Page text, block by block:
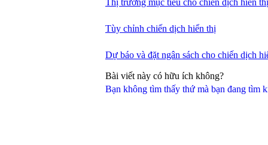
Bạn không tìm thấy thứ mà bạn đang tìm
Thị trường mục tiêu cho chiến dịch hiển thị
Tùy chỉnh chiến dịch hiển thị
Dự báo và đặt ngân sách cho chiến dịch
Bài viết này có hữu ích không?